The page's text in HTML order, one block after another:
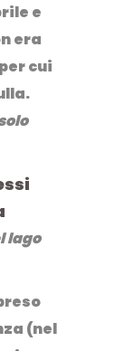
e
era
cui
lago
(nel